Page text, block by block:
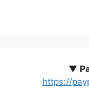
▼
https://